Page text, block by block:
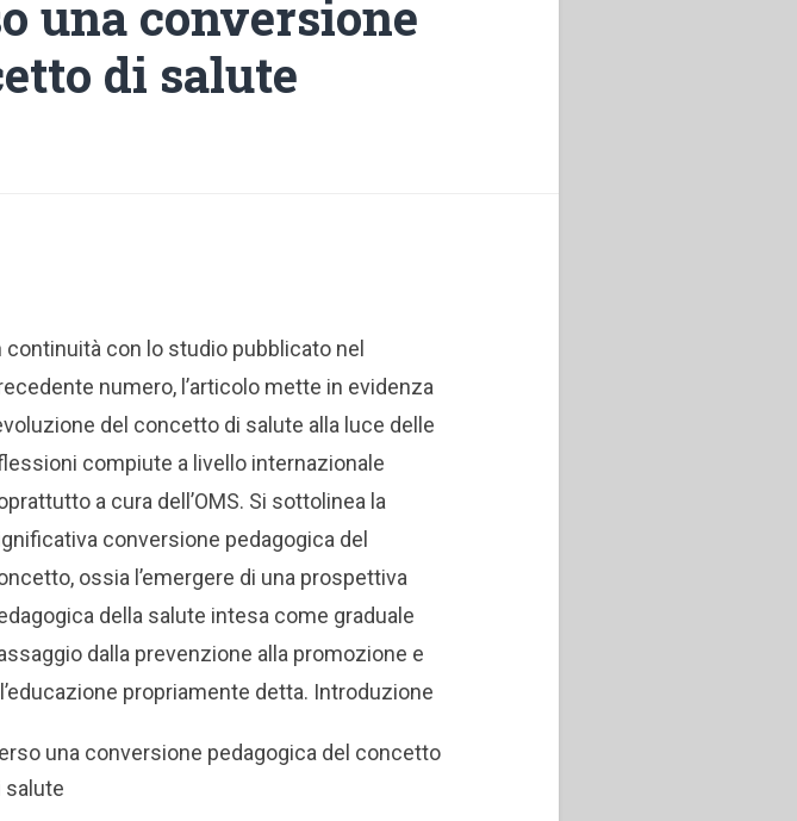
una conversione
di salute
continuità con lo studio pubblicato nel
numero, l’articolo mette in evidenza
del concetto di salute alla luce delle
compiute a livello internazionale
a cura dell’OMS. Si sottolinea la
conversione pedagogica del
ossia l’emergere di una prospettiva
della salute intesa come graduale
dalla prevenzione alla promozione e
propriamente detta. Introduzione
una conversione pedagogica del concetto
salute